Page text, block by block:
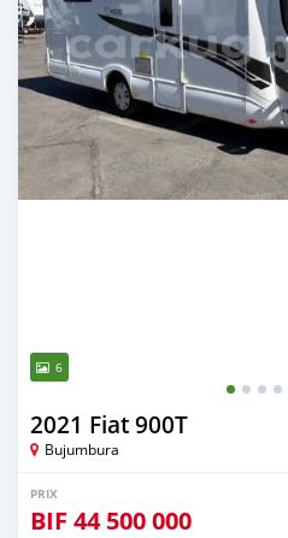
6
2021 Fiat 900T
Bujumbura
PRIX
BIF 44 500 000